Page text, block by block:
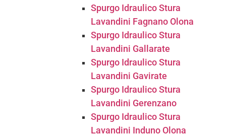
Spurgo Idraulico Stura
Lavandini Fagnano Olona
Spurgo Idraulico Stura
Lavandini Gallarate
Spurgo Idraulico Stura
Lavandini Gavirate
Spurgo Idraulico Stura
Lavandini Gerenzano
Spurgo Idraulico Stura
Lavandini Induno Olona